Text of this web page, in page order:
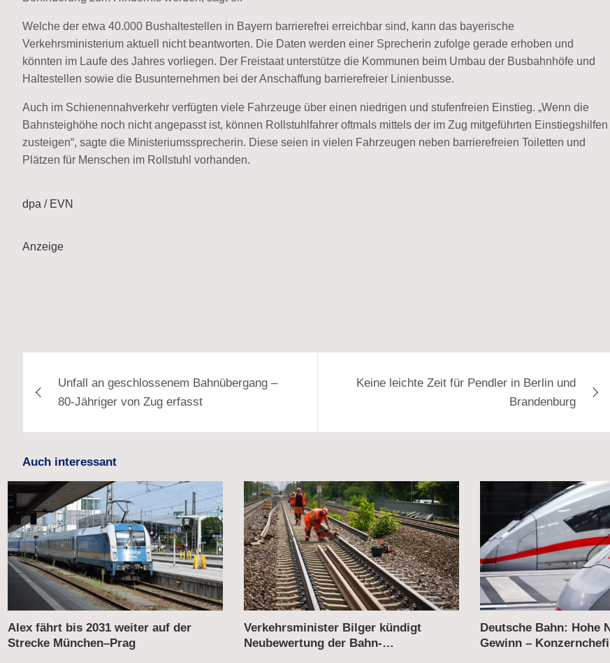
Welche der etwa 40.000 Bushaltestellen in Bayern barrierefrei erreichbar sind, kann das bayerische
Verkehrsministerium aktuell nicht beantworten. Die Daten werden einer Sprecherin zufolge gerade erhoben und
könnten im Laufe des Jahres vorliegen. Der Freistaat unterstütze die Kommunen beim Umbau der Busbahnhöfe und
Haltestellen sowie die Busunternehmen bei der Anschaffung barrierefreier Linienbusse.
Auch im Schienennahverkehr verfügten viele Fahrzeuge über einen niedrigen und stufenfreien Einstieg. „Wenn die
Bahnsteighöhe noch nicht angepasst ist, können Rollstuhlfahrer oftmals mittels der im Zug mitgeführten Einstiegshilfen
zusteigen“, sagte die Ministeriumssprecherin. Diese seien in vielen Fahrzeugen neben barrierefreien Toiletten und
Plätzen für Menschen im Rollstuhl vorhanden.
dpa / EVN
Anzeige
Unfall an geschlossenem Bahnübergang –
80-Jähriger von Zug erfasst
Keine leichte Zeit für Pendler in Berlin und
Brandenburg
Auch interessant
Alex fährt bis 2031 weiter auf der
Strecke München–Prag
Verkehrsminister Bilger kündigt
Neubewertung der Bahn-
Deutsche Bahn: Hohe
Gewinn –